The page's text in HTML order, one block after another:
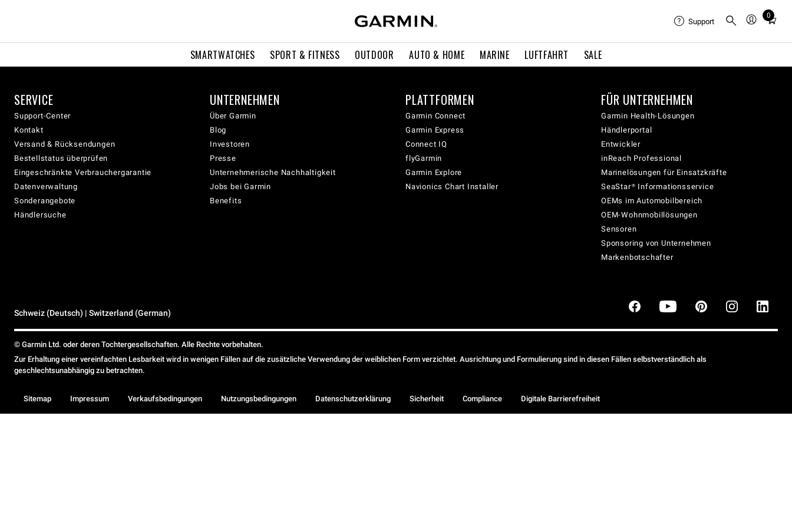
SMARTWATCHES SPORT & FITNESS OUTDOOR AUTO & HOME MARINE LUFTFAHRT SALE
Support
0
Total
in
SERVICE
Support-Center
Kontakt
Versand & Rücksendungen
Bestellstatus überprüfen
Eingeschränkte Verbrauchergarantie
Datenverwaltung
Sonderangebote
Händlersuche
UNTERNEHMEN
Über Garmin
Blog
Investoren
Presse
Unternehmerische Nachhaltigkeit
Jobs bei Garmin
Benefits
PLATTFORMEN
Garmin Connect
Garmin Express
Connect IQ
flyGarmin
Garmin Explore
Navionics Chart Installer
FÜR UNTERNEHMEN
Garmin Health-Lösungen
Händlerportal
Entwickler
inReach Professional
Marinelösungen für Einsatzkräfte
SeaStar® Informationsservice
OEMs im Automobilbereich
OEM-Wohnmobillösungen
Sensoren
Sponsoring von Unternehmen
Markenbotschafter
Schweiz (Deutsch) | Switzerland (German)
© Garmin Ltd. oder deren Tochtergesellschaften. Alle Rechte vorbehalten.
Zur Erhaltung einer vereinfachten Lesbarkeit wird in wenigen Fällen auf die zusätzliche Verwendung der weiblichen Form verzichtet. Ausrichtung und Formulierung sind in diesen Fällen selbstverständlich als
geschlechtsunabhängig zu betrachten.
Sitemap Impressum Verkaufsbedingungen Nutzungsbedingungen Datenschutzerklärung Sicherheit Compliance Digitale Barrierefreiheit